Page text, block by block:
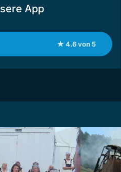
App
★ 4.6 von 5